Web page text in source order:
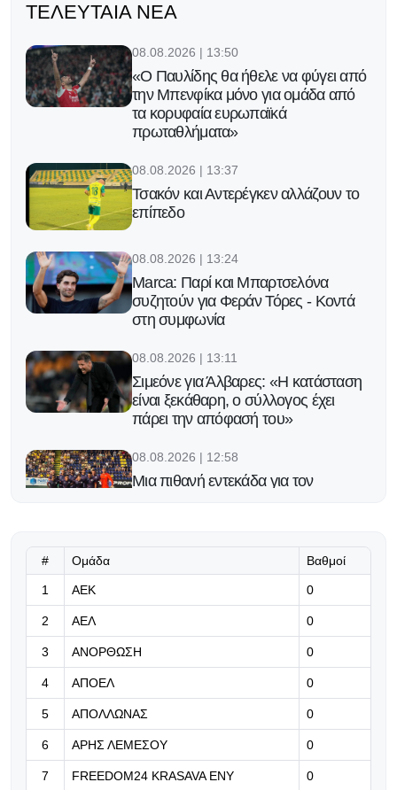
ΤΕΛΕΥΤΑΊΑ ΝΈΑ
08.08.2026 | 13:50
«Ο Παυλίδης θα ήθελε να φύγει από
την Μπενφίκα μόνο για ομάδα από
τα κορυφαία ευρωπαϊκά
πρωταθλήματα»
08.08.2026 | 13:37
Τσακόν και Αντερέγκεν αλλάζουν το
επίπεδο
08.08.2026 | 13:24
Marca: Παρί και Μπαρτσελόνα
συζητούν για Φεράν Τόρες - Κοντά
στη συμφωνία
08.08.2026 | 13:11
Σιμεόνε για Άλβαρες: «Η κατάσταση
είναι ξεκάθαρη, ο σύλλογος έχει
πάρει την απόφασή του»
08.08.2026 | 12:58
Μια πιθανή εντεκάδα για τον
Κοντά στην απόκτηση του Σουζούκι
από την Πάρμα η Παρί Σεν Ζερμέν
Έφερε Ταμπέκου η Κρασάβα!
08.08.2026 | 12:19
Ενίσχυσης συνέχεια με Ρισβάνη για
την Λάρισα!
# Ομάδα Βαθμοί
1 ΑΕΚ 0
2 ΑΕΛ 0
3 ΑΝΟΡΘΩΣΗ 0
4 ΑΠΟΕΛ 0
5 ΑΠΟΛΛΩΝΑΣ 0
6 ΑΡΗΣ ΛΕΜΕΣΟΥ 0
7 FREEDOM24 KRASAVA ΕΝΥ 0